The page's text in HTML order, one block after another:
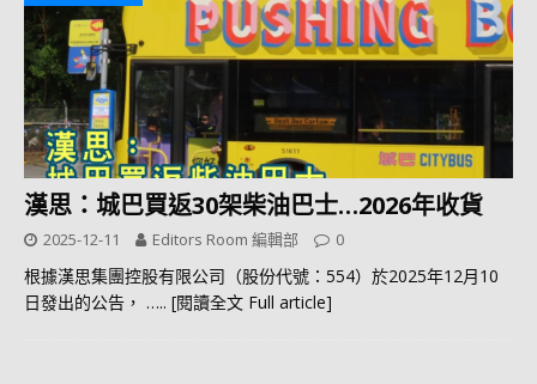
漢思：城巴買返30架柴油巴士…2026年收貨
2025-12-11 Editors Room 編輯部 0
根據漢思集團控股有限公司（股份代號：554）於2025年12月10
日發出的公告， ….. [閱讀全文 Full article]